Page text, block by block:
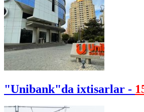
"Unibank"da ixtisarlar -